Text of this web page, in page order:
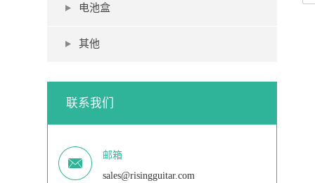
电池盒
其他
联系我们
邮箱
sales@risingguitar.com